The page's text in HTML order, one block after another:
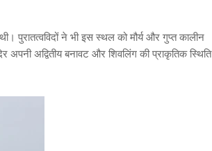
पुरातत्वविदों ने भी इस स्थल को मौर्य और गुप्त कालीन
अद्वितीय बनावट और शिवलिंग की प्राकृतिक स्थिति